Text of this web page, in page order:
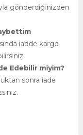
gönderdiğinizden
iadde kargo
Edebilir miyim?
sonra iade